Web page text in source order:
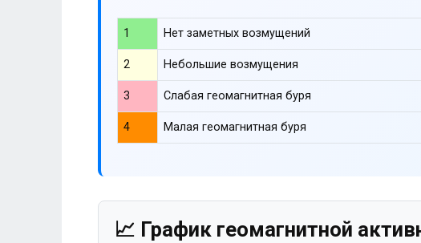
1 Нет заметных возмущений
2 Небольшие возмущения
3 Слабая геомагнитная буря
4 Малая геомагнитная буря
📈 График геомагнитной